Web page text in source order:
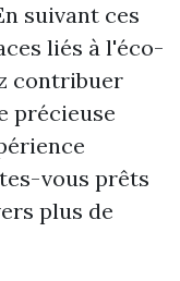
suivant ces
liés à l'éco-
contribuer
précieuse
vous prêts
plus de